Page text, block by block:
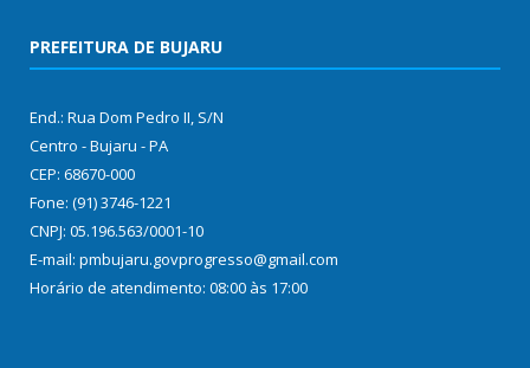
PREFEITURA DE BUJARU
End.: Rua Dom Pedro II, S/N
Centro - Bujaru - PA
CEP: 68670-000
Fone: (91) 3746-1221
CNPJ: 05.196.563/0001-10
E-mail: pmbujaru.govprogresso@gmail.com
Horário de atendimento: 08:00 às 17:00